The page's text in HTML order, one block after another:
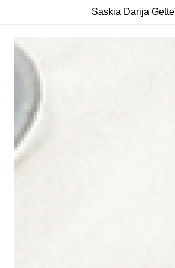
Saskia Darija Gettel